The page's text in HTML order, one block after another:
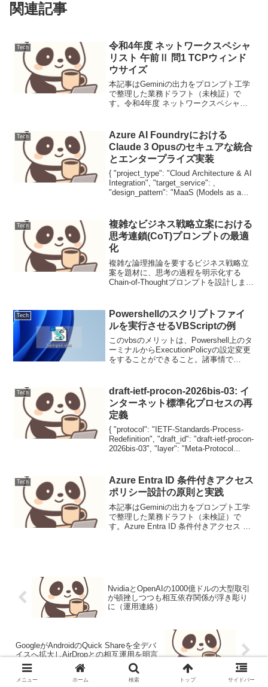
関連記事
Tech
令和4年度 ネットワークスペシャ
リスト 午前Ⅱ 問1 TCPウィンド
ウサイズ
本記事はGeminiの出力をプロンプト工学
で整理した業務ドラフト（未検証）で
す。令和4年度 ネットワークスペシャリ
時間（RTT）から、TCP転送効率を最大
化する...
Tech
Azure AI Foundryにおける
Claude 3 Opusのセキュアな統合
とエンタープライズ実装
{ "project_type": "Cloud Architecture & AI
Integration", "target_service": ,
"design_pattern": "MaaS (Models as a
Tech
複雑なビジネス戦略立案における
思考連鎖(CoT)プロンプトの最適
化
複雑な論理推論を要するビジネス戦略立
案を題材に、思考の過程を明示化する
Chain-of-Thoughtプロンプトを設計しま
度を最大化し、アウトプットの一貫性
を...
Tech
Powershellのスクリプトファイ
ルを実行させるVBScriptの例
このvbsのメリットは、Powershell上のタ
ーミナルからExecutionPolicyの設定変更
をすることができること。諸事情で
せデバッグとかさ...
Tech
draft-ietf-procon-2026bis-03: イ
ンターネット標準化プロセスの再
定義
{ "protocol": "IETF-Standards-Process-
Redefinition", "draft_id": "draft-ietf-procon-
2026bis-03", "layer": "Meta-Protocol...
Tech
Azure Entra ID 条件付きアクセス
ポリシー設計の原則と実践
本記事はGeminiの出力をプロンプト工学
で整理した業務ドラフト（未検証）で
す。Azure Entra ID 条件付きアクセス ポ
NvidiaとOpenAIの1000億ドルの大型取引
が頓挫しつつも相互依存関係が浮き彫り
に（運用連絡）
GoogleがAndroidのQuick Shareを全デバ
イスへ拡大しAirDropとの相互運用を明言
メニュー ホーム 検索 トップ サイドバー